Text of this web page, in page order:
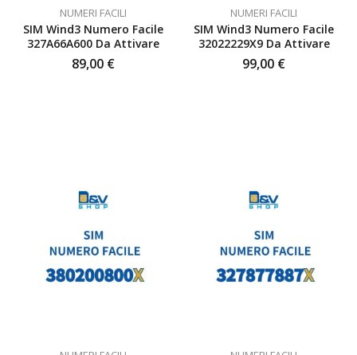
NUMERI FACILI
SIM Wind3 Numero Facile
327A66A600 Da Attivare
89,00 €
NUMERI FACILI
SIM Wind3 Numero Facile
32022229X9 Da Attivare
99,00 €